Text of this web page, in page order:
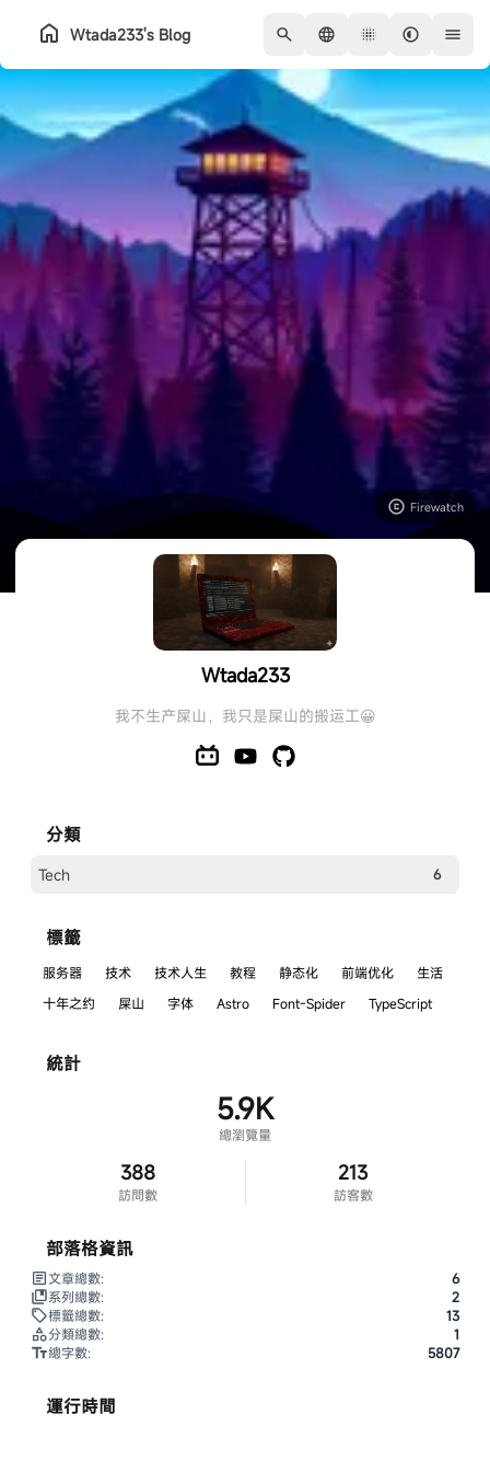
Wtada233's Blog
首頁
彙整
關於
系列
QQ
Wtada233's Blog
Firewatch
Wtada233
我不生产屎山，我只是屎山的搬运工😀
分類
Tech 6
標籤
服务器 技术 技术人生 教程 静态化 前端优化
生活
十年之约
屎山 字体 Astro Font-Spider TypeScript
統計
5.9K
總瀏覽量
388
訪問數
213
訪客數
部落格資訊
文章總數:
6
系列總數:
2
標籤總數:
13
分類總數:
1
總字數:
5807
運行時間